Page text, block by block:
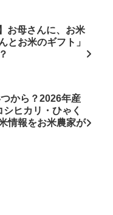
お母さんに、お米
とお米のギフト」
から？2026年産
シヒカリ・ひゃく
情報をお米農家が